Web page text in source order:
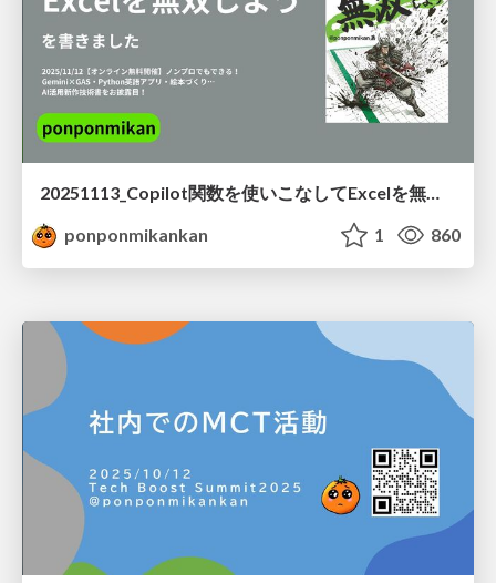
20251113_Copilot関数を使いこなしてExcelを無双しよう告知
ponponmikankan
1 860